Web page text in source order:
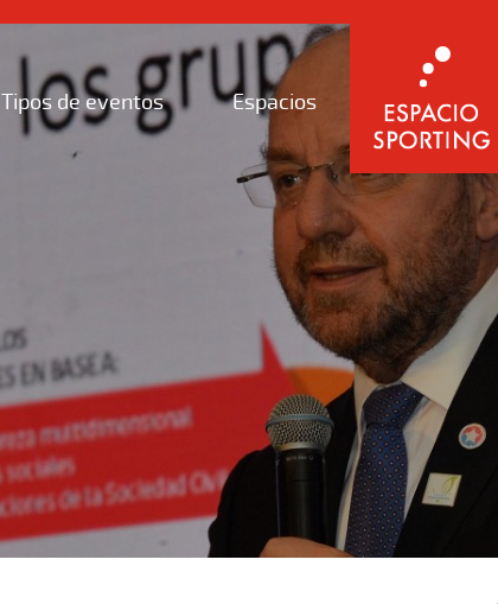
Tipos de eventos Espacios